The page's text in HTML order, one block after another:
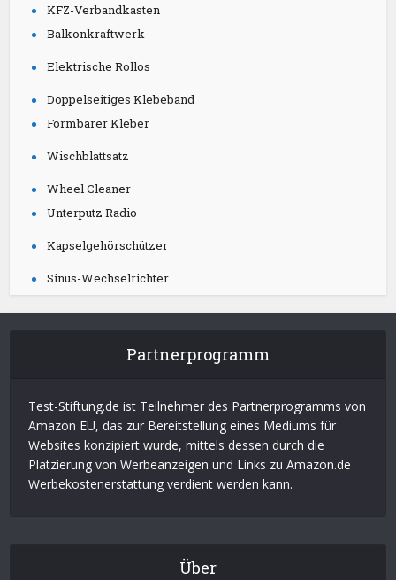
KFZ-Verbandkasten
Balkonkraftwerk
Elektrische Rollos
Doppelseitiges Klebeband
Formbarer Kleber
Wischblattsatz
Wheel Cleaner
Unterputz Radio
Kapselgehörschützer
Sinus-Wechselrichter
Partnerprogramm
Test-Stiftung.de ist Teilnehmer des Partnerprogramms von
Amazon EU, das zur Bereitstellung eines Mediums für
Websites konzipiert wurde, mittels dessen durch die
Platzierung von Werbeanzeigen und Links zu Amazon.de
Werbekostenerstattung verdient werden kann.
Über